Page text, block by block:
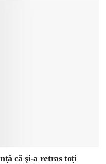
că şi-a retras toţi